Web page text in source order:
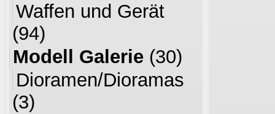
Waffen und Gerät
(94)
Modell Galerie (30)
Dioramen/Dioramas
(3)